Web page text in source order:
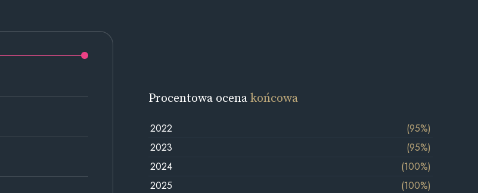
Procentowa ocenakońcowa
2022
(95%)
2023
(95%)
2024
(100%)
2025
(100%)